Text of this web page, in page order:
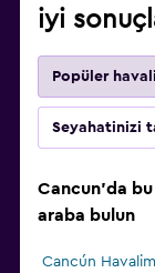
iyi
Popüler
Seyahatinizi
Cancun'da bu
araba bulun
Cancún